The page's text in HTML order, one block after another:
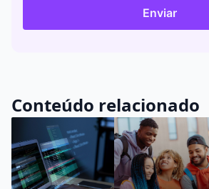
Enviar
Conteúdo relacionado